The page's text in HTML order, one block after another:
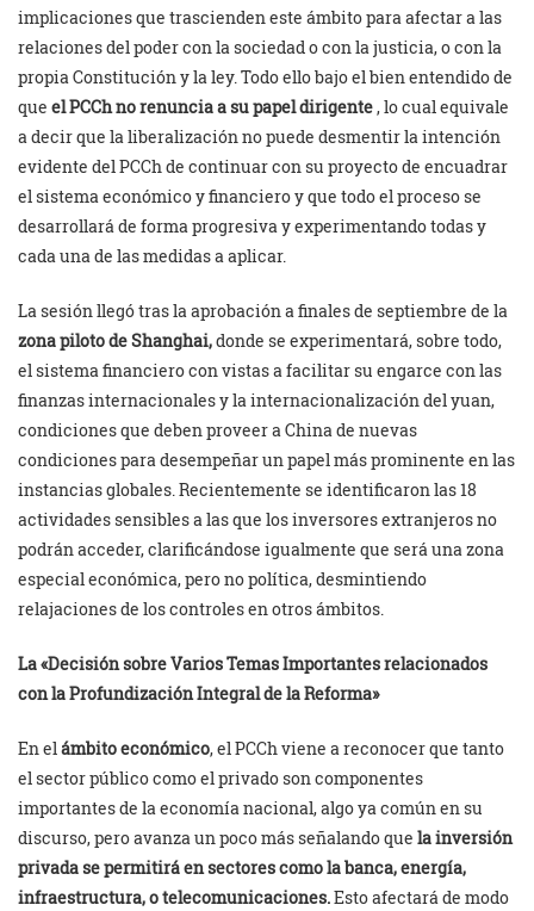
implicaciones que trascienden este ámbito para afectar a las
relaciones del poder con la sociedad o con la justicia, o con la
propia Constitución y la ley. Todo ello bajo el bien entendido de
que el PCCh no renuncia a su papel dirigente, lo cual equivale
a decir que la liberalización no puede desmentir la intención
evidente del PCCh de continuar con su proyecto de encuadrar
el sistema económico y financiero y que todo el proceso se
desarrollará de forma progresiva y experimentando todas y
cada una de las medidas a aplicar.
La sesión llegó tras la aprobación a finales de septiembre de la
zona piloto de Shanghai,donde se experimentará, sobre todo,
el sistema financiero con vistas a facilitar su engarce con las
finanzas internacionales y la internacionalización del yuan,
condiciones que deben proveer a China de nuevas
condiciones para desempeñar un papel más prominente en las
instancias globales. Recientemente se identificaron las 18
actividades sensibles a las que los inversores extranjeros no
podrán acceder, clarificándose igualmente que será una zona
especial económica, pero no política, desmintiendo
relajaciones de los controles en otros ámbitos.
La «Decisiónsobre Varios Temas Importantes relacionados
con la Profundización Integral de la Reforma»
En elámbito económico, el PCCh viene a reconocer que tanto
el sector público como el privado son componentes
importantes de la economía nacional, algo ya común en su
discurso, pero avanza un poco más señalando que la inversión
privada se permitirá en sectores como la banca, energía,
infraestructura, o telecomunicaciones.Esto afectará de modo